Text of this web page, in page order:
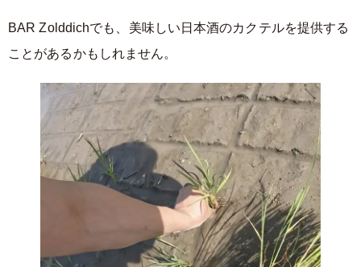
BAR Zolddichでも、美味しい日本酒のカクテルを提供する
ことがあるかもしれません。